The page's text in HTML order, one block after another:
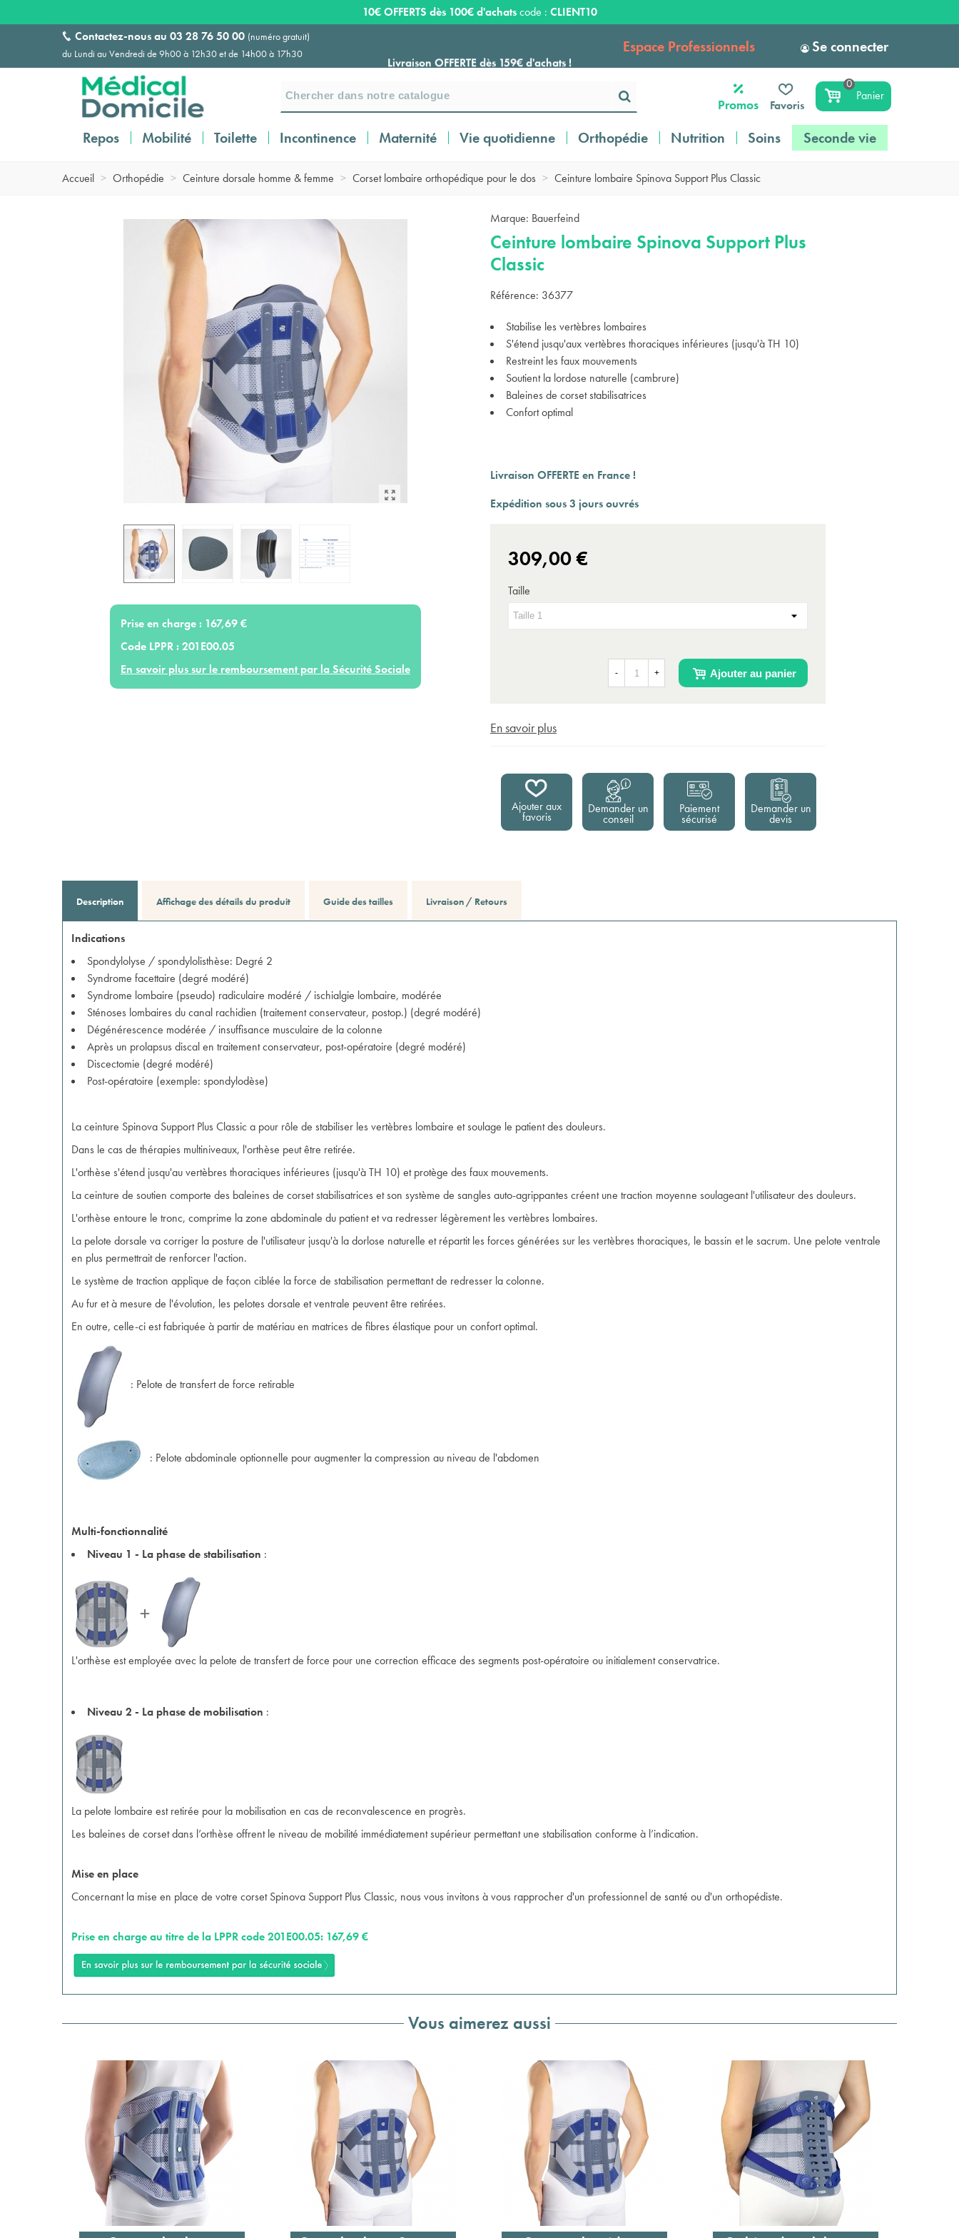
Payez en 3 ou 4 fois SANS FRAIS à partir de
100€
Livraison OFFERTE dès 159€ d'achats !
Payez en 3 ou 4 fois SANS FRAIS à partir de
Expédition sous 24 à 48 heures ouvrées*
10€ OFFERTS dès 100€ d'achatscode : CLIENT10
Contactez-nous au 03 28 76 50 00 (numéro gratuit)
du Lundi au Vendredi de 9h00 à 12h30 et de 14h00 à 17h30
Espace Professionnels Se connecter
Promos Favoris
0
Panier
Repos Mobilité Toilette Incontinence Maternité Vie quotidienne Orthopédie Nutrition Soins Seconde vie
Accueil > Orthopédie > Ceinture dorsale homme & femme > Corset lombaire orthopédique pour le dos > Ceinture lombaire Spinova Support Plus Classic
Prise en charge : 167,69 €
Code LPPR :201E00.05
En savoir plus sur le remboursement par la Sécurité Sociale
Marque: Bauerfeind
Ceinture lombaire Spinova Support Plus
Classic
Référence: 36377
Stabilise les vertèbres lombaires
S'étend jusqu'aux vertèbres thoraciques inférieures (jusqu'à TH 10)
Restreint les faux mouvements
Soutient la lordose naturelle (cambrure)
Baleines de corset stabilisatrices
Confort optimal
Livraison OFFERTE en France !
Expédition sous 3 jours ouvrés
309,00 €
- + Ajouter au panier
Taille
En savoir plus
Ajouter aux
favoris
Demander un
conseil
Paiement
sécurisé
Demander un
devis
Description Affichage des détails du produit Guide des tailles Livraison / Retours
Indications
Spondylolyse / spondylolisthèse: Degré 2
Syndrome facettaire (degré modéré)
Syndrome lombaire (pseudo) radiculaire modéré / ischialgie lombaire, modérée
Sténoses lombaires du canal rachidien (traitement conservateur, postop.) (degré modéré)
Dégénérescence modérée / insuffisance musculaire de la colonne
Après un prolapsus discal en traitement conservateur, post-opératoire (degré modéré)
Discectomie (degré modéré)
Post-opératoire (exemple: spondylodèse)
La ceinture Spinova Support Plus Classic a pour rôle de stabiliser les vertèbres lombaire et soulage le patient des douleurs.
Dans le cas de thérapies multiniveaux, l'orthèse peut être retirée.
L'orthèse s'étend jusqu'au vertèbres thoraciques inférieures (jusqu'à TH 10) et protège des faux mouvements.
La ceinture de soutien comporte des baleines de corset stabilisatrices et son système de sangles auto-agrippantes créent une traction moyenne soulageant l'utilisateur des douleurs.
L'orthèse entoure le tronc, comprime la zone abdominale du patient et va redresser légèrement les vertèbres lombaires.
La pelote dorsale va corriger la posture de l'utilisateur jusqu'à la dorlose naturelle et répartit les forces générées sur les vertèbres thoraciques, le bassin et le sacrum. Une pelote ventrale
en plus permettrait de renforcer l'action.
Le système de traction applique de façon ciblée la force de stabilisation permettant de redresser la colonne.
Au fur et à mesure de l'évolution, les pelotes dorsale et ventrale peuvent être retirées.
En outre, celle-ci est fabriquée à partir de matériau en matrices de fibres élastique pour un confort optimal.
: Pelote de transfert de force retirable
: Pelote abdominale optionnelle pour augmenter la compression au niveau de l'abdomen
Multi-fonctionnalité
Niveau 1 - La phase de stabilisation :
L'orthèse est employée avec la pelote de transfert de force pour une correction efficace des segments post-opératoire ou initialement conservatrice.
Niveau 2 - La phase de mobilisation :
La pelote lombaire est retirée pour la mobilisation en cas de reconvalescence en progrès.
Les baleines de corset dans l’orthèse offrent le niveau de mobilité immédiatement supérieur permettant une stabilisation conforme à l’indication.
Mise en place
Concernant la mise en place de votre corset Spinova Support Plus Classic, nous vous invitons à vous rapprocher d'un professionnel de santé ou d'un orthopédiste.
Prise en charge au titre de la LPPR code 201E00.05: 167,69 €
Vous aimerez aussi